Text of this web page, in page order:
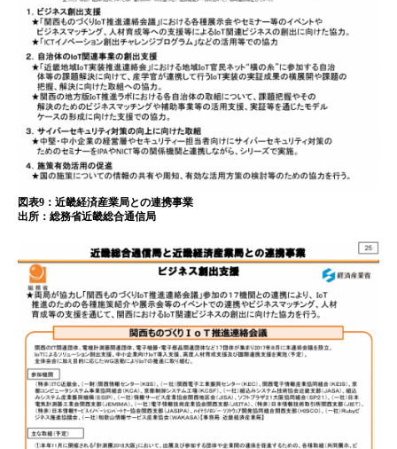
図表9：近畿経済産業局との連携事業
出所：総務省近畿総合通信局